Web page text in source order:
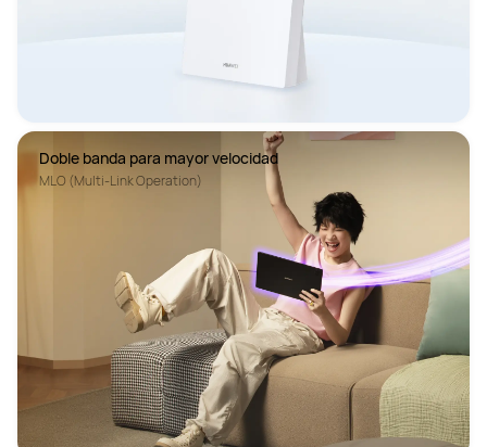
Doble banda para mayor velocidad
MLO (Multi-Link Operation)